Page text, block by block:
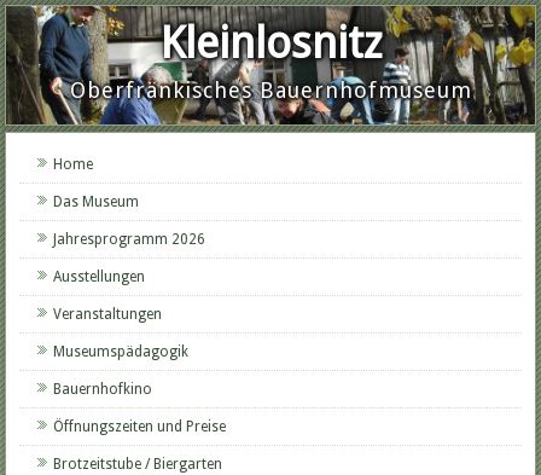
Kleinlosnitz
Oberfränkisches Bauernhofmuseum
Home
Das Museum
Jahresprogramm 2026
Ausstellungen
Veranstaltungen
Museumspädagogik
Bauernhofkino
Öffnungszeiten und Preise
Brotzeitstube / Biergarten